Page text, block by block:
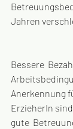
Jahren
Bessere
Anerkennung
ErzieherIn
gute